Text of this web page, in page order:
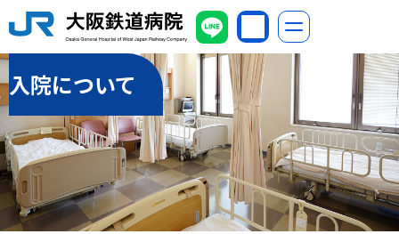
入院について